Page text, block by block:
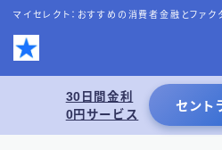
マイセレクト：おすすめの消費者金融とファク
MENU
お問い合わせ
30日間金利
0円サービス
セント